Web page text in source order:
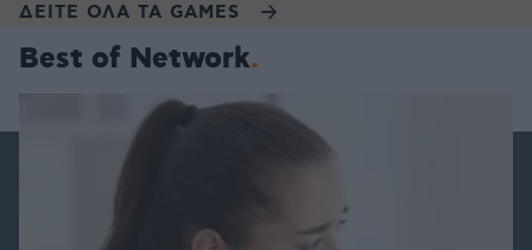
ΔΕΙΤΕ ΟΛΑ ΤΑ GAMES
Best of Network